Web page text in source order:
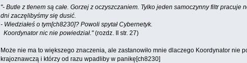
"- Butle z tlenem są całe. Gorzej z oczyszczaniem. Tylko jeden samoczynny filtr
dni zaczęlibyśmy się dusić.
- Wiedziałeś o tym[ch8230]? Powoli spytał Cybernetyk.
Koordynator nic nie powiedział."(rozdz. II str. 27)
Może nie ma to większego znaczenia, ale zastanowiło mnie dlaczego Koordynator nie
krajoznawczą i którzy od razu wpadliby w panikę[ch8230]